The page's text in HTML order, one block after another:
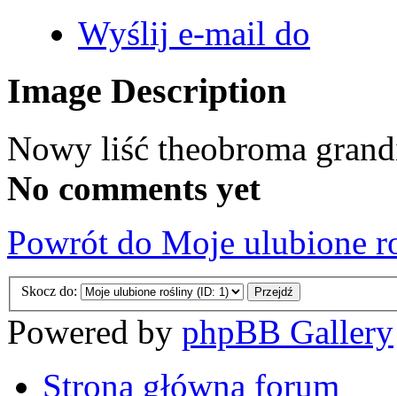
Wyślij e-mail do
Image Description
Nowy liść theobroma
No comments yet
Powrót do Moje ulubione
Skocz do:
Powered by phpBB Gallery
Strona główna forum